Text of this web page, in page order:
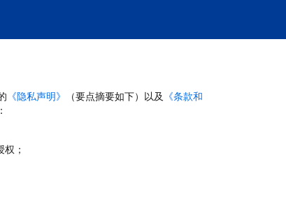
《隐私声明》 （要点摘要如下）以及 《条款和
；